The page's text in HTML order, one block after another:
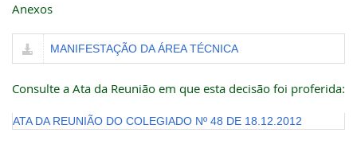
Anexos
MANIFESTAÇÃO DA ÁREA TÉCNICA
Consulte a Ata da Reunião em que esta decisão foi proferida:
ATA DA REUNIÃO DO COLEGIADO Nº 48 DE 18.12.2012